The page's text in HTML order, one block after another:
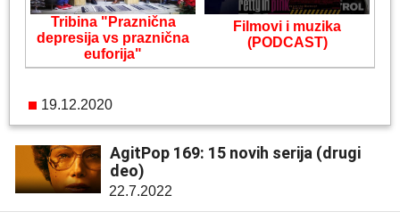
Tribina "Praznična
depresija vs praznična
euforija"
Filmovi i muzika
(PODCAST)
19.12.2020
AgitPop 169: 15 novih serija (drugi
deo)
22.7.2022